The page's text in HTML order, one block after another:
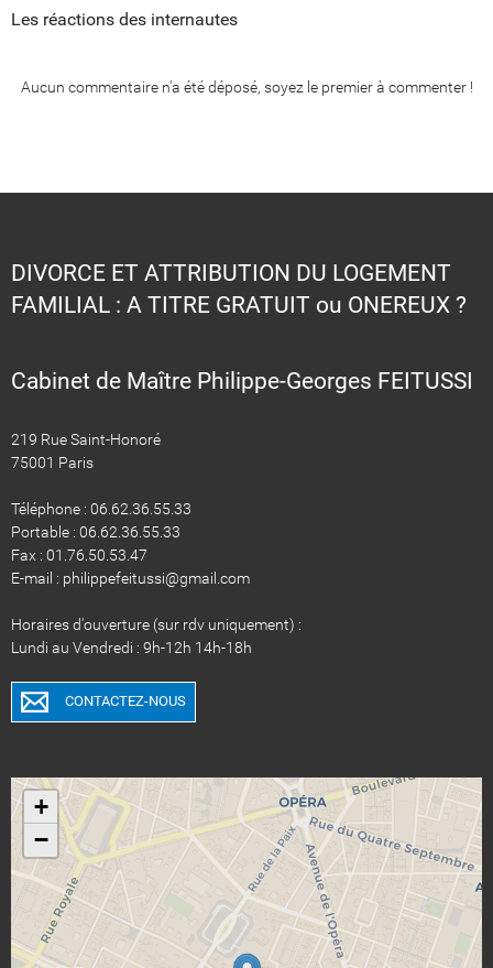
Les réactions des internautes
Aucun commentaire n'a été déposé, soyez le premier à commenter !
DIVORCE ET ATTRIBUTION DU LOGEMENT
FAMILIAL : A TITRE GRATUIT ou ONEREUX ?
Cabinet de Maître Philippe-Georges FEITUSSI
219 Rue Saint-Honoré
75001 Paris
Téléphone : 06.62.36.55.33
Portable : 06.62.36.55.33
Fax : 01.76.50.53.47
E-mail : philippefeitussi@gmail.com
Horaires d'ouverture (sur rdv uniquement) :
Lundi au Vendredi : 9h-12h 14h-18h
CONTACTEZ-NOUS
+
−